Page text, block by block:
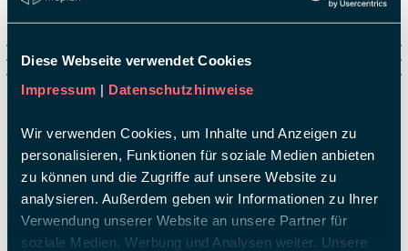
Diese Webseite verwendet Cookies
Impressum | Datenschutzhinweise
Wir verwenden Cookies, um Inhalte und Anzeigen zu
personalisieren, Funktionen für soziale Medien anbieten
zu können und die Zugriffe auf unsere Website zu
analysieren. Außerdem geben wir Informationen zu Ihrer
Verwendung unserer Website an unsere Partner für
soziale Medien, Werbung und Analysen weiter. Unsere
Content Hub
Der Content Hub ist die hybride Bühne
Sie bietet nahezu unerschöpfliche
Möglichkeiten.
Streamen Sie von der Messe in die ganze
Welt, oder fangen Sie die Welt ein und zeigenSie sielive
auf der Messe.